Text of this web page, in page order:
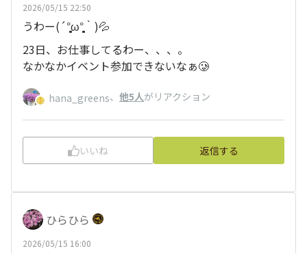
2026/05/15 22:50
うわー(´°̥̥̥̥̥̥̥̥ω°̥̥̥̥̥̥̥̥｀)💦
23日、お仕事してるわー、、、。
なかなかイベント参加できないなぁ🥲
hana_greens、 他5人がリアクション
いいね 返信する
ひらひら
2026/05/15 16:00